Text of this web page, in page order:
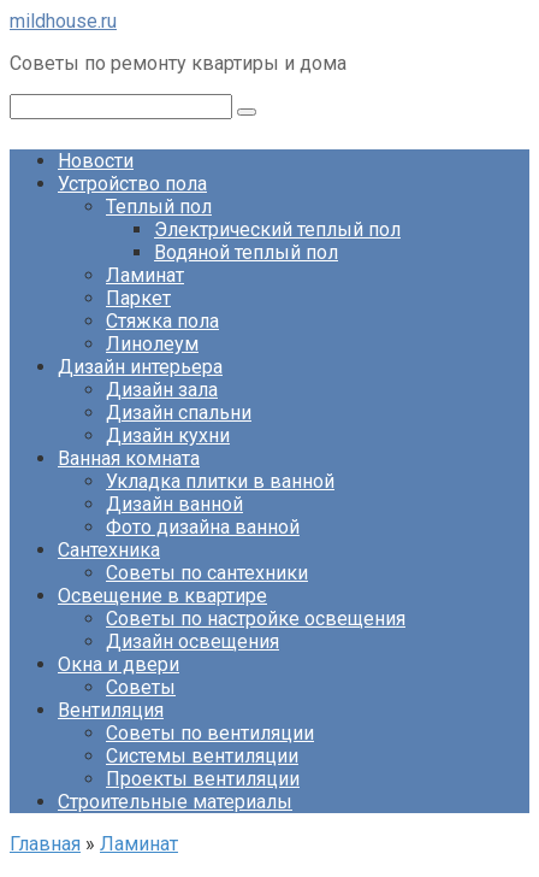
Перейти
контенту
mildhouse.ru
Советы по ремонту квартиры и дома
Новости
Устройство пола
Теплый пол
Электрический теплый пол
Водяной теплый пол
Ламинат
Паркет
Стяжка пола
Линолеум
Дизайн интерьера
Дизайн зала
Дизайн спальни
Дизайн кухни
Ванная комната
Укладка плитки в ванной
Дизайн ванной
Фото дизайна ванной
Сантехника
Советы по сантехники
Освещение в квартире
Советы по настройке освещения
Дизайн освещения
Окна и двери
Советы
Вентиляция
Советы по вентиляции
Системы вентиляции
Проекты вентиляции
Строительные материалы
Главная » Ламинат